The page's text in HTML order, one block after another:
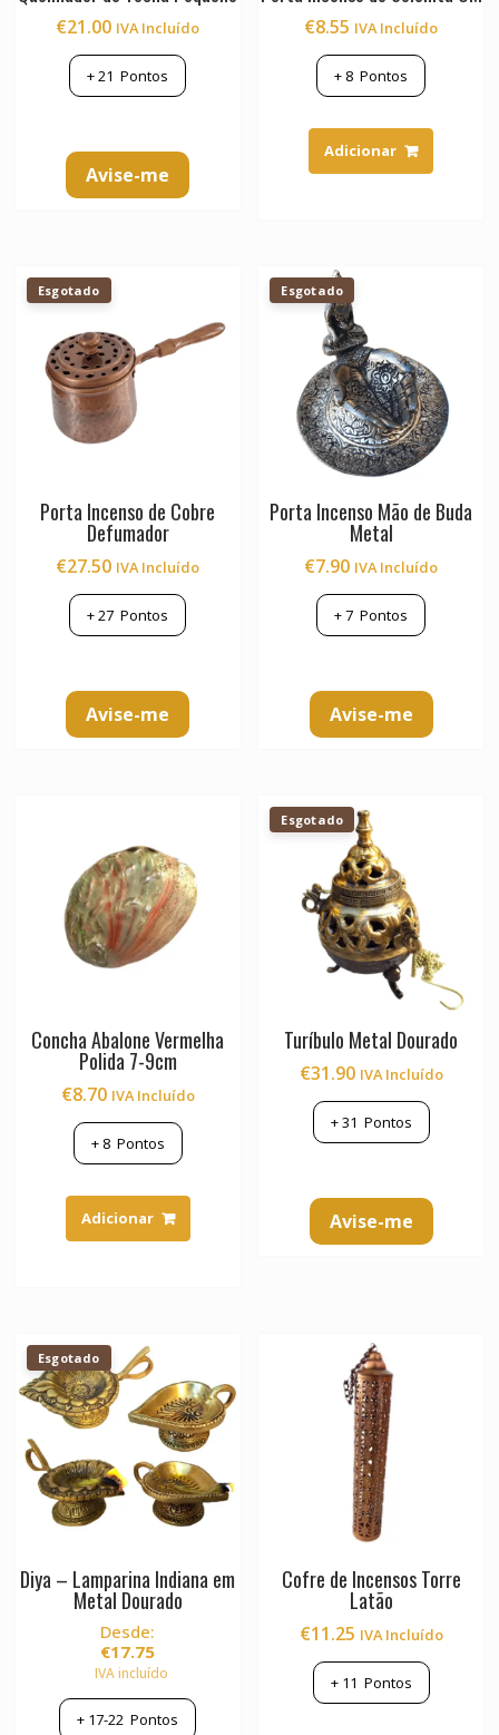
€21.00 IVA Incluído
+21 Pontos
Avise-me
€8.55 IVA Incluído
+ 8 Pontos
Adicionar
Esgotado
Porta Incenso de Cobre
Defumador
€27.50 IVA Incluído
+27 Pontos
Avise-me
Esgotado
Porta Incenso Mão de Buda
Metal
€7.90 IVA Incluído
+7 Pontos
Avise-me
Concha Abalone Vermelha
Polida 7-9cm
€8.70 IVA Incluído
+ 8Pontos
Adicionar
Esgotado
Turíbulo Metal Dourado
€31.90 IVA Incluído
+31 Pontos
Avise-me
Esgotado
Diya – Lamparina Indiana em
Metal Dourado
Desde:
€17.75
IVA incluído
+ 17-22 Pontos
Cofre de Incensos Torre
Latão
€11.25 IVA Incluído
+ 11 Pontos